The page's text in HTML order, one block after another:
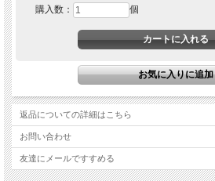
購入数： 個
返品についての詳細はこちら
お問い合わせ
友達にメールですすめる